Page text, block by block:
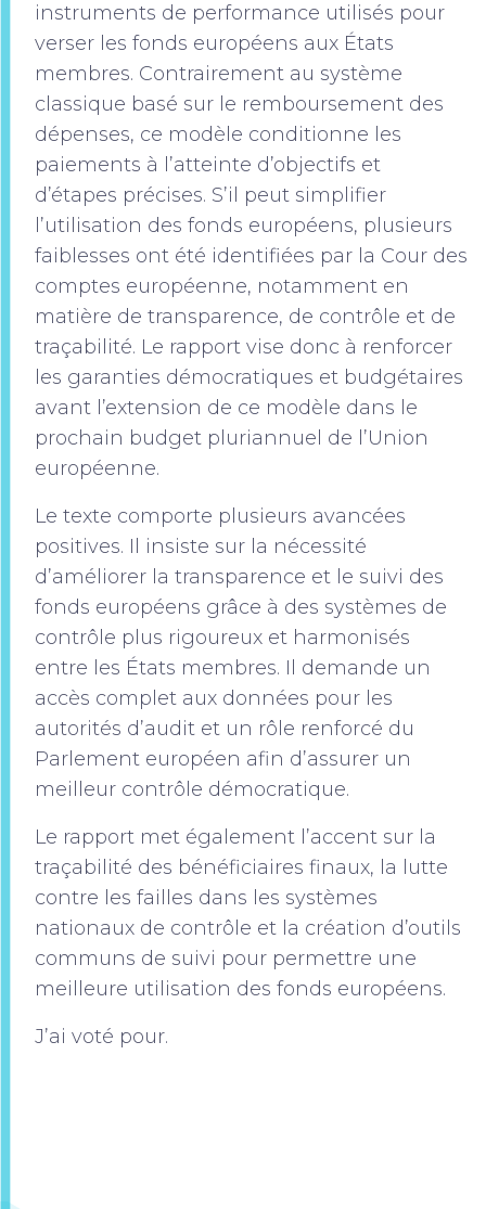
instruments de performance utilisés pour
verser les fonds européens aux États
membres. Contrairement au système
classique basé sur le remboursement des
dépenses, ce modèle conditionne les
paiements à l’atteinte d’objectifs et
d’étapes précises. S’il peut simplifier
l’utilisation des fonds européens, plusieurs
faiblesses ont été identifiées par la Cour des
comptes européenne, notamment en
matière de transparence, de contrôle et de
traçabilité. Le rapport vise donc à renforcer
les garanties démocratiques et budgétaires
avant l’extension de ce modèle dans le
prochain budget pluriannuel de l’Union
européenne.
Le texte comporte plusieurs avancées
positives. Il insiste sur la nécessité
d’améliorer la transparence et le suivi des
fonds européens grâce à des systèmes de
contrôle plus rigoureux et harmonisés
entre les États membres. Il demande un
accès complet aux données pour les
autorités d’audit et un rôle renforcé du
Parlement européen afin d’assurer un
meilleur contrôle démocratique.
Le rapport met également l’accent sur la
traçabilité des bénéficiaires finaux, la lutte
contre les failles dans les systèmes
nationaux de contrôle et la création d’outils
communs de suivi pour permettre une
meilleure utilisation des fonds européens.
J’ai voté pour.